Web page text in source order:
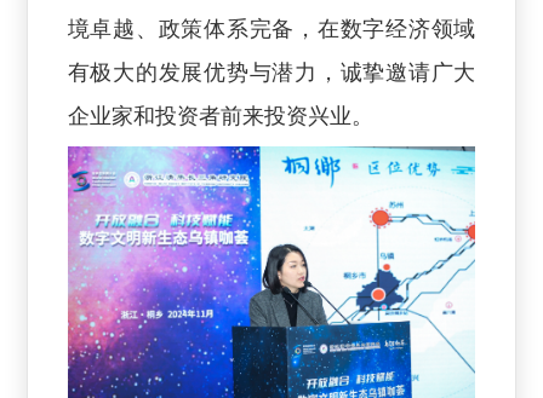
境卓越、政策体系完备，在数字经济领域
有极大的发展优势与潜力，诚挚邀请广大
企业家和投资者前来投资兴业。